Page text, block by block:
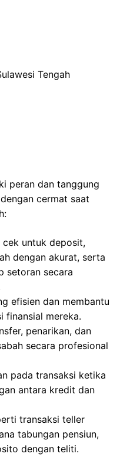
Tengah
peran dan tanggung
cermat saat
cek untuk deposit,
dengan akurat, serta
setoran secara
efisien dan membantu
finansial mereka.
penarikan, dan
secara profesional
pada transaksi ketika
antara kredit dan
transaksi teller
tabungan pensiun,
dengan teliti.